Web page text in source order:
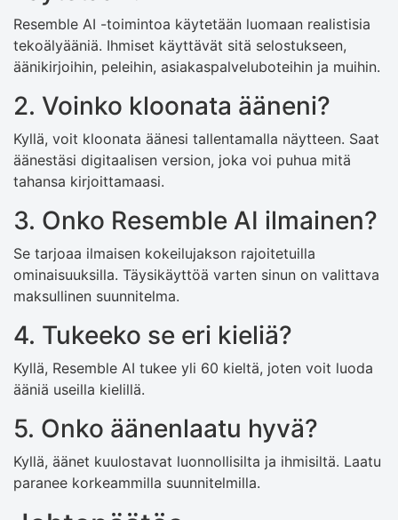
Resemble AI -toimintoa käytetään luomaan realistisia
tekoälyääniä. Ihmiset käyttävät sitä selostukseen,
äänikirjoihin, peleihin, asiakaspalveluboteihin ja muihin.
2. Voinko kloonata ääneni?
Kyllä, voit kloonata äänesi tallentamalla näytteen. Saat
äänestäsi digitaalisen version, joka voi puhua mitä
tahansa kirjoittamaasi.
3. Onko Resemble AI ilmainen?
Se tarjoaa ilmaisen kokeilujakson rajoitetuilla
ominaisuuksilla. Täysikäyttöä varten sinun on valittava
maksullinen suunnitelma.
4. Tukeeko se eri kieliä?
Kyllä, Resemble AI tukee yli 60 kieltä, joten voit luoda
ääniä useilla kielillä.
5. Onko äänenlaatu hyvä?
Kyllä, äänet kuulostavat luonnollisilta ja ihmisiltä. Laatu
paranee korkeammilla suunnitelmilla.